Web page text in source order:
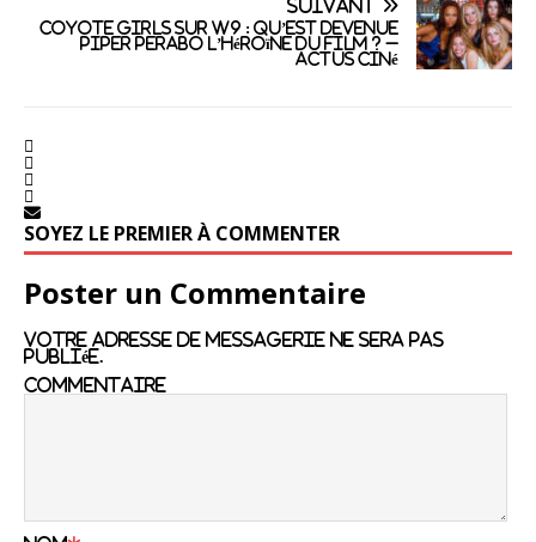
SUIVANT
Coyote Girls sur W9 : qu’est devenue
Piper Perabo l’héroïne du film ? –
Actus Ciné
SOYEZ LE PREMIER À COMMENTER
Poster un Commentaire
Votre adresse de messagerie ne sera pas
publiée.
Commentaire